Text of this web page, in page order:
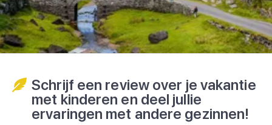
Schrijf een review over je vakantie
met kinderen en deel jullie
ervaringen met andere gezinnen!